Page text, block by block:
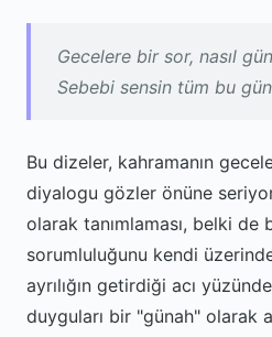
Gecelere bir sor, nasıl
Sebebi sensin tüm bu
Bu dizeler, kahramanın
diyalogu gözler önüne
olarak tanımlaması, belki de
sorumluluğunu kendi
ayrılığın getirdiği acı
duyguları bir "günah" olarak